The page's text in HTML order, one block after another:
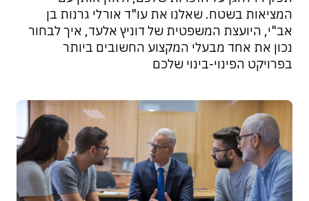
המציאות בשטח. שאלנו את עו"ד אורלי גרנות בן
אב"י, היועצת המשפטית של דוניץ אלעד, איך לבחור
נכון את אחד מבעלי המקצוע החשובים ביותר
בפרויקט הפינוי-בינוי שלכם